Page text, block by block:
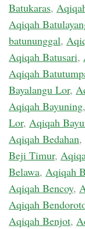
Batukaras,
Aqiqah
batununggal,
Aqiqah Batusari,
Aqiqah
Bayalangu Lor,
Aqiqah Bayuning,
Lor, Aqiqah
Aqiqah Bedahan,
Beji Timur,
Belawa, Aqiqah
Aqiqah Bencoy,
Aqiqah
Aqiqah Benjot,